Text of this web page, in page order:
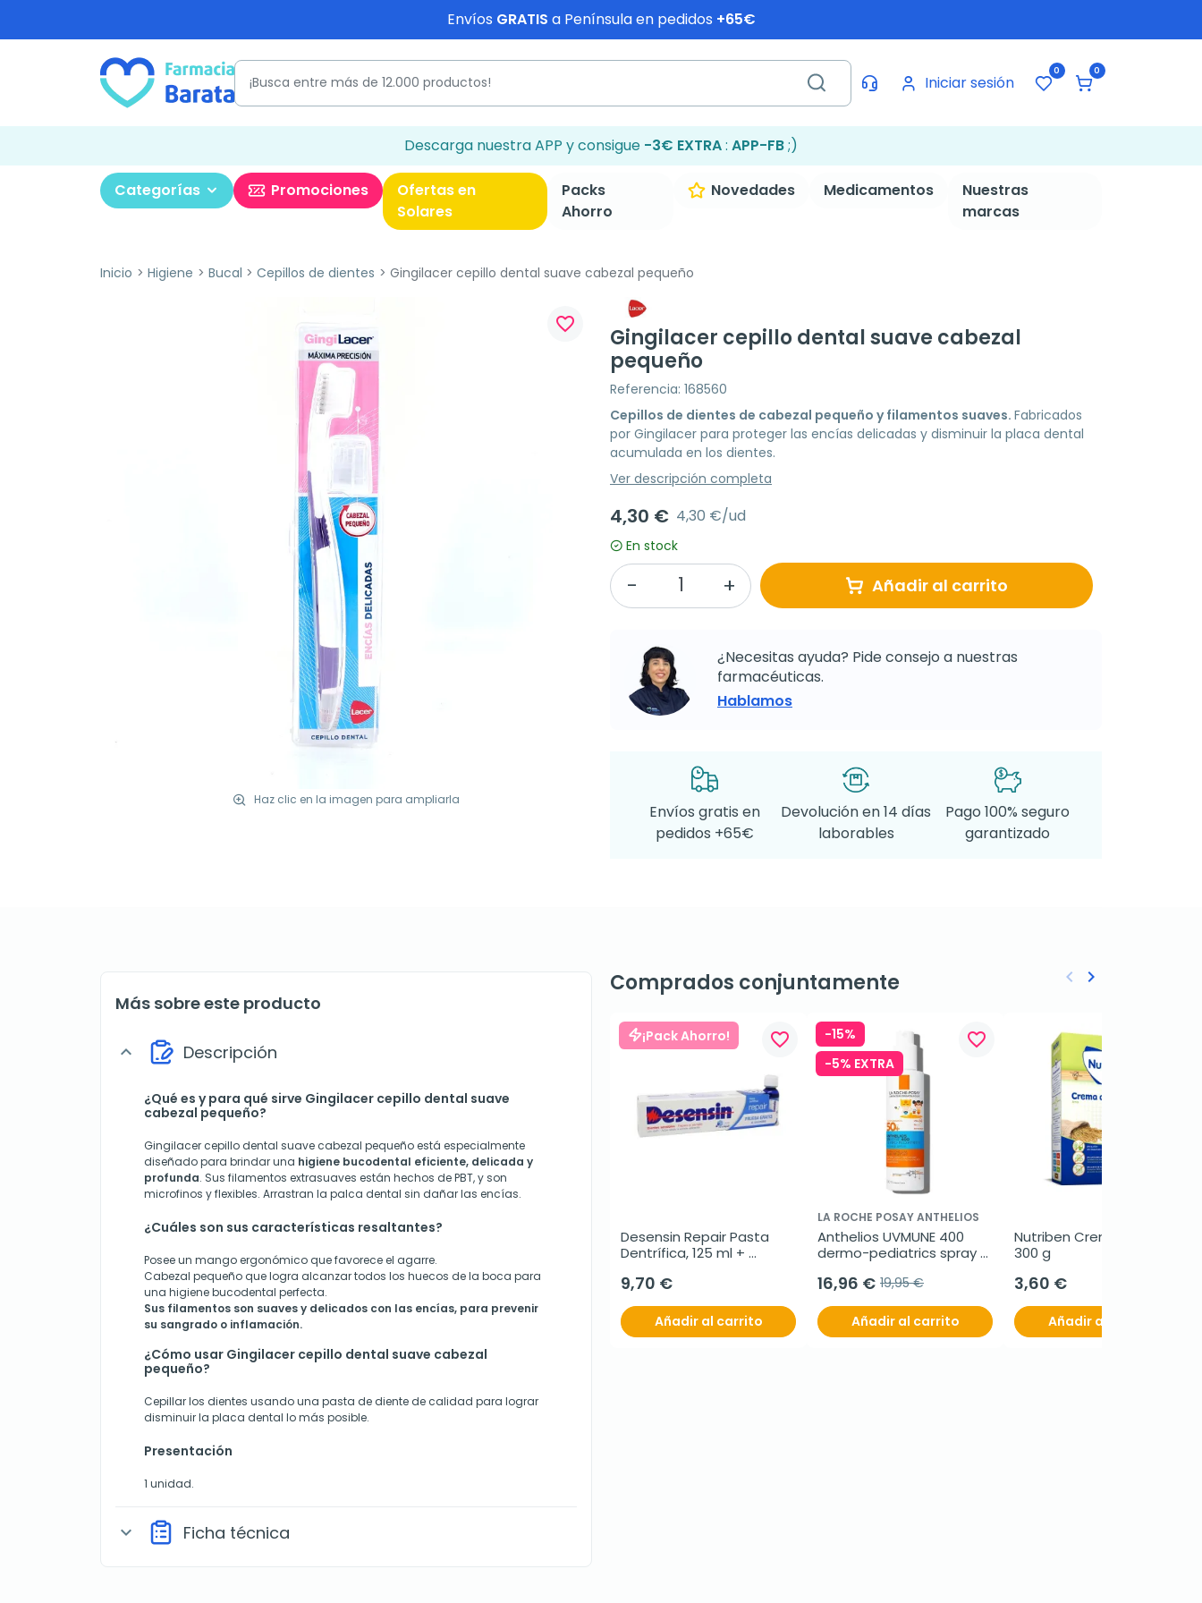
Envíos GRATIS a Península en pedidos +65€
Iniciar sesión
0 0
Descarga nuestra APP y consigue -3€ EXTRA: APP-FB;)
Categorías Promociones
Ofertas en
Solares
Packs
Ahorro
Novedades Medicamentos
Nuestras
marcas
Inicio Higiene Bucal Cepillos de dientes Gingilacer cepillo dental suave cabezal pequeño
Haz clic en la imagen para ampliarla
favorite_border
Gingilacer cepillo dental suave cabezal
pequeño
Referencia: 168560
Cepillos de dientes de cabezal pequeño y filamentos suaves. Fabricados
por Gingilacer para proteger las encías delicadas y disminuir la placa dental
acumulada en los dientes.
Ver descripción completa
4,30 € 4,30 €/ud
En stock
Añadir al carrito
¿Necesitas ayuda? Pide consejo a nuestras
farmacéuticas.
Hablamos
Envíos gratis en
pedidos +65€
Devolución en 14 días
laborables
Pago 100% seguro
garantizado
Más sobre este producto
expand_more Descripción
¿Qué es y para qué sirve Gingilacer cepillo dental suave
cabezal pequeño?
Gingilacer cepillo dental suave cabezal pequeño está especialmente
diseñado para brindar una higiene bucodental eficiente, delicada y
profunda. Sus filamentos extrasuaves están hechos de PBT, y son
microfinos y flexibles. Arrastran la palca dental sin dañar las encías.
¿Cuáles son sus características resaltantes?
Posee un mango ergonómico que favorece el agarre.
Cabezal pequeño que logra alcanzar todos los huecos de la boca para
una higiene bucodental perfecta.
Sus filamentos son suaves y delicados con las encías, para prevenir
su sangrado o inflamación.
¿Cómo usar Gingilacer cepillo dental suave cabezal
pequeño?
Cepillar los dientes usando una pasta de diente de calidad para lograr
disminuir la placa dental lo más posible.
Presentación
1 unidad.
expand_more Ficha técnica
Comprados conjuntamente
¡Pack Ahorro! favorite_border
Desensin Repair Pasta
Dentrífica, 125 ml +
Colutorio, 30 ml
9,70 €
Añadir al carrito
-15%
-5% EXTRA
favorite_border
LA ROCHE POSAY ANTHELIOS
Anthelios UVMUNE 400
dermo-pediatrics spray
16,96 € 19,95 €
Añadir al carrito
Nutriben Crema de Arroz,
300 g
3,60 €
Añadir al carrito
Anterior
keyboard_arrow_left Siguiente
keyboard_arrow_right